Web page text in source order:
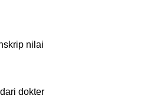
nilai
dokter